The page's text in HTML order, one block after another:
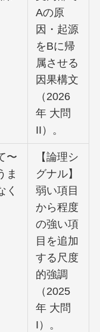
Aの原
因・起源
をBに帰
属させる
因果構文
（2026
年 大問
II）。
〜
ま
く
【論理シ
グナル】
弱い項目
から程度
の強い項
目を追加
する尺度
的強調
（2025
年 大問
I）。